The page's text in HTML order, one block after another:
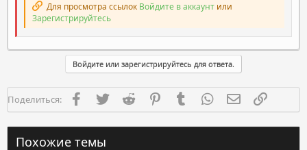
Для просмотра ссылок Войдите в аккаунт или
Зарегистрируйтесь
Войдите или зарегистрируйтесь для ответа.
Поделиться: FacebookTwitter Reddit PinterestTumblr WhatsAppЭлектронная
Похожие темы